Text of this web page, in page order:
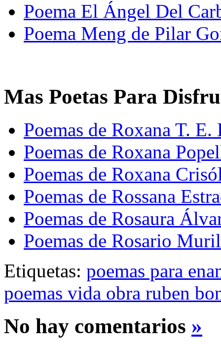
Poema El Ángel Del
Poema Meng de Pilar
Mas Poetas Para
Poemas de Roxana T.
Poemas de Roxana
Poemas de Roxana
Poemas de Rossana
Poemas de Rosaura
Poemas de Rosario
Etiquetas: poemas para
poemas vida obra ruben
No hay comentarios »